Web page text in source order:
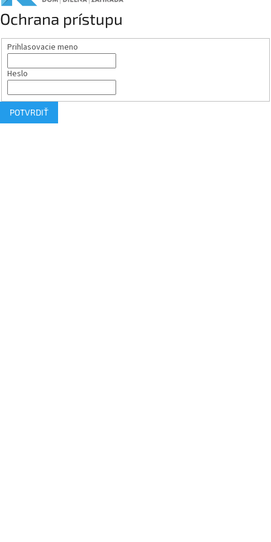
Ochrana prístupu
Prihlasovacie meno
Heslo
POTVRDIŤ